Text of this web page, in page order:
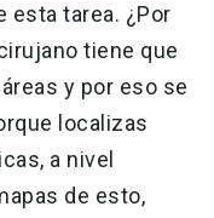
esta tarea. ¿Por
tiene que
y por eso se
localizas
a nivel
de esto,